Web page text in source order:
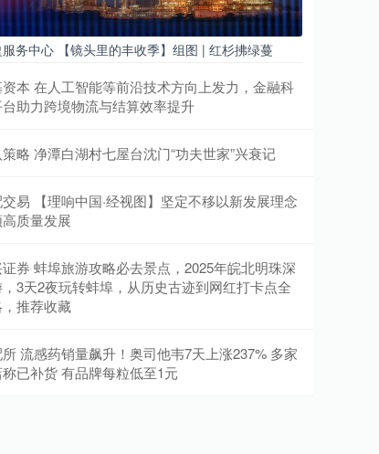
务中心 【镜头里的丰收季】组图 | 红杉拂绿蔓
本 在人工智能等前沿技术方向上发力，金融科
助力跨境物流与结算效率提升
略 净潭白湖村七屋台沈门“功夫世家”兴衰记
易 【理响中国·经视图】坚定不移以新发展理念
质量发展
券 蚌埠旅游攻略必去景点，2025年皖北明珠深
，3天2夜玩转蚌埠，从历史古迹到网红打卡点全
推荐收藏
所 流感药销量飙升！奥司他韦7天上涨237% 多家
已补货 有品牌每粒低至1元